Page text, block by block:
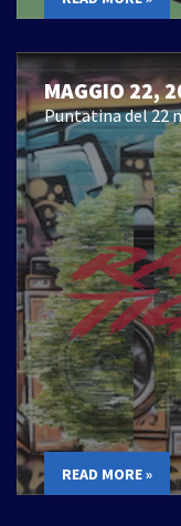
MAGGIO 22,
Puntatina del 22
READ MORE »